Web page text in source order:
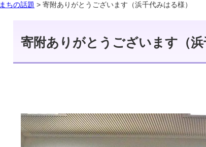
まちの話題 > 寄附ありがとうございます（浜千代みはる様）
寄附ありがとうございます（浜